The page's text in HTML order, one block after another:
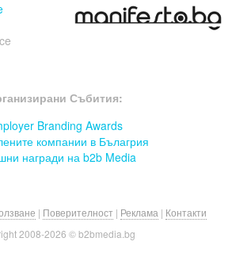
Събития:
Branding Awards
компании в Бълагрия
награди на b2b Media
| Поверителност | Реклама | Контакти
2008-2026 © b2bmedia.bg